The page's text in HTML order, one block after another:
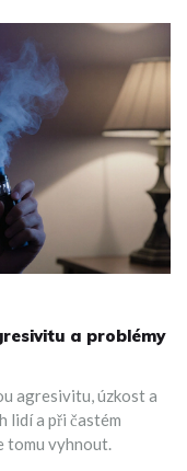
a problémy
agresivitu, úzkost a
lidí a při častém
tomu vyhnout.